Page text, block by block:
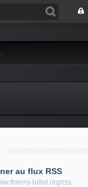
au flux RSS
billet.org/rss